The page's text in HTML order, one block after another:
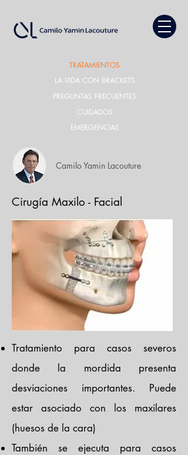
TRATAMIENTOS
LA VIDA CON BRACKETS
PREGUNTAS FRECUENTES
CUIDADOS
EMERGENCIAS
Camilo Yamin Lacouture
Cirugía Maxilo - Facial
Tratamiento para casos severos
donde la mordida presenta
desviaciones importantes. Puede
estar asociado con los maxilares
(huesos de la cara)
También se ejecuta para casos